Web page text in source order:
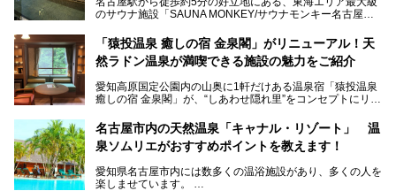
くある点が魅力です！
お好みの温泉施設を見つけて楽しんでくださいね。
のサウナ施設「SAUNA MONKEY/サウナモンキー名古屋」
「名古屋駅周辺ってサウナが少ないよね」という声をよく耳
にするだけあり、アクセスの良さにも胸が高鳴ります。
今回は普段は男性専用となっているパブリックサウナが、女
さっそく取材してきました！
「猿投温泉 癒しの宿 金泉閣」がリニューアル！天
然ラドン温泉が満喫できる施設の魅力をご紹介
愛知高原国定公園内の山奥に1軒だけある温泉宿「猿投温泉
癒しの宿 金泉閣」が、“しあわせ隠れ里”をコンセプトにリニ
天然ラドン温泉が堪能できるお風呂や、新設・改装された客
室、地元の食材と温泉水で作られたお料理……。
ご紹介します。
名古屋市内の天然温泉「キャナル・リゾート」 温
泉ソムリエがおすすめポイントを教えます！
愛知県名古屋市内には数多くの温浴施設があり、多くの人を
楽しませています。